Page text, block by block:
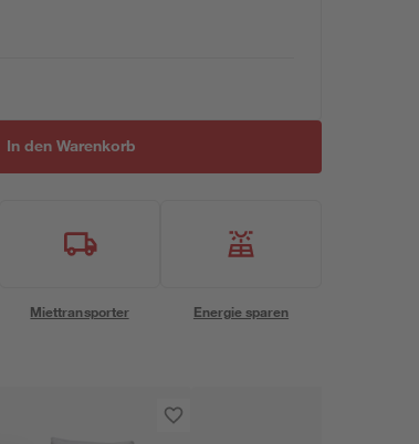
In den Warenkorb
Miettransporter Energie sparen